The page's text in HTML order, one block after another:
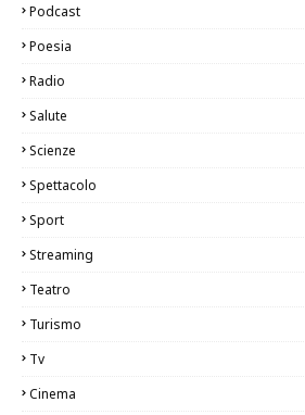
Podcast
Poesia
Radio
Salute
Scienze
Spettacolo
Sport
Streaming
Teatro
Turismo
Tv
Cinema